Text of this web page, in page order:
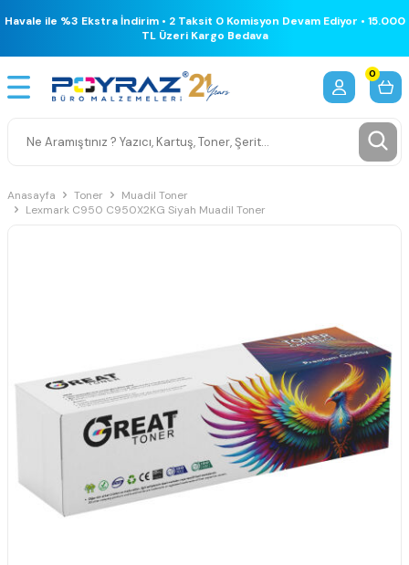
Havale ile %3 Ekstra İndirim • 2 Taksit 0 Komisyon Devam Ediyor • 15.000
TL Üzeri Kargo Bedava
0
Anasayfa Toner
Muadil Toner
Lexmark C950 C950X2KG Siyah Muadil Toner